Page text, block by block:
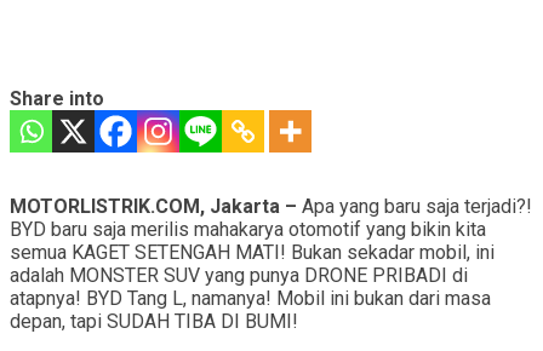
Share into
MOTORLISTRIK.COM, Jakarta – Apa yang baru saja terjadi?!
BYD baru saja merilis mahakarya otomotif yang bikin kita
semua KAGET SETENGAH MATI! Bukan sekadar mobil, ini
adalah MONSTER SUV yang punya DRONE PRIBADI di
atapnya! BYD Tang L, namanya! Mobil ini bukan dari masa
depan, tapi SUDAH TIBA DI BUMI!